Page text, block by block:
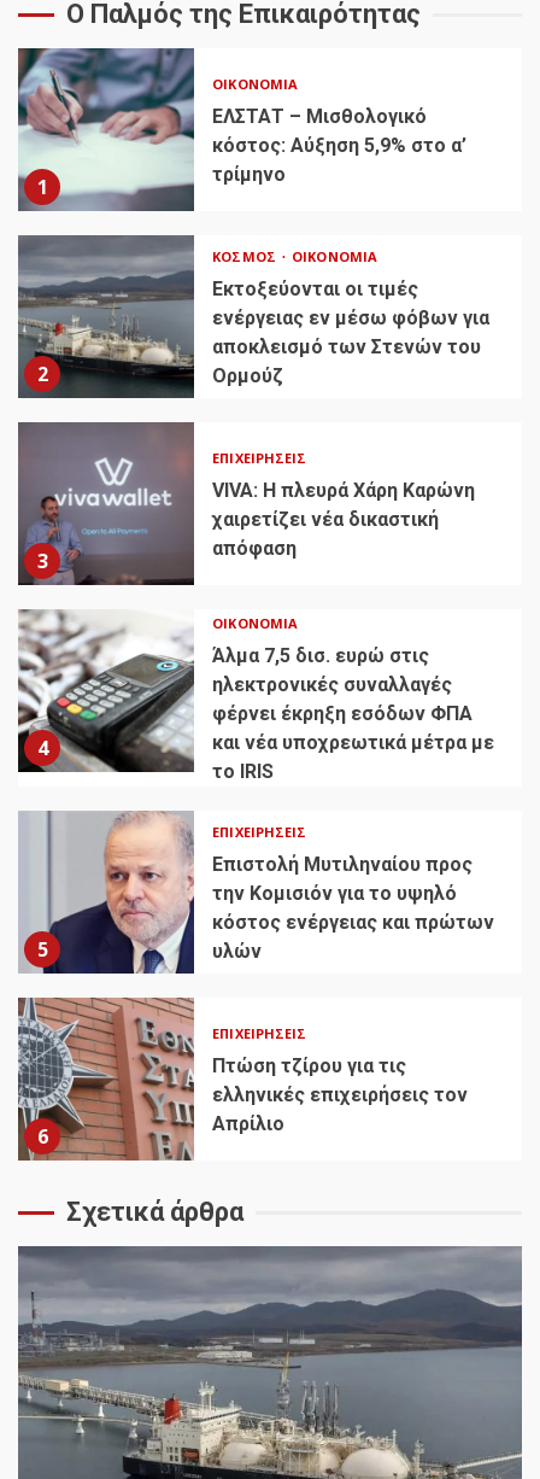
Ο Παλμός της Επικαιρότητας
1
ΟΙΚΟΝΟΜΊΑ
ΕΛΣΤΑΤ – Μισθολογικό
κόστος: Αύξηση 5,9% στο α’
τρίμηνο
2
ΚΌΣΜΟΣ ΟΙΚΟΝΟΜΊΑ
Εκτοξεύονται οι τιμές
ενέργειας εν μέσω φόβων για
αποκλεισμό των Στενών του
Ορμούζ
3
ΕΠΙΧΕΙΡΉΣΕΙΣ
VIVA: Η πλευρά Χάρη Καρώνη
χαιρετίζει νέα δικαστική
απόφαση
4
ΟΙΚΟΝΟΜΊΑ
Άλμα 7,5 δισ. ευρώ στις
ηλεκτρονικές συναλλαγές
φέρνει έκρηξη εσόδων ΦΠΑ
και νέα υποχρεωτικά μέτρα με
το IRIS
5
ΕΠΙΧΕΙΡΉΣΕΙΣ
Επιστολή Μυτιληναίου προς
την Κομισιόν για το υψηλό
κόστος ενέργειας και πρώτων
υλών
6
ΕΠΙΧΕΙΡΉΣΕΙΣ
Πτώση τζίρου για τις
ελληνικές επιχειρήσεις τον
Απρίλιο
Σχετικά άρθρα